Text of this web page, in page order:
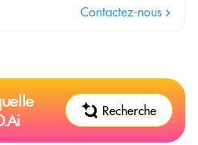
Contactez-nous
Recherche